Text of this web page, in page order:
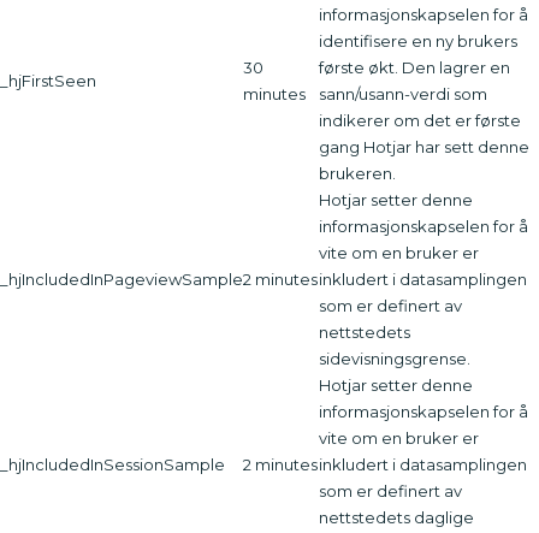
_hjFirstSeen
30
minutes
informasjonskapselen for å
identifisere en ny brukers
første økt. Den lagrer en
sann/usann-verdi som
indikerer om det er første
gang Hotjar har sett denne
brukeren.
_hjIncludedInPageviewSample2 minutes
Hotjar setter denne
informasjonskapselen for å
vite om en bruker er
inkludert i datasamplingen
som er definert av
nettstedets
sidevisningsgrense.
_hjIncludedInSessionSample 2 minutes
Hotjar setter denne
informasjonskapselen for å
vite om en bruker er
inkludert i datasamplingen
som er definert av
nettstedets daglige